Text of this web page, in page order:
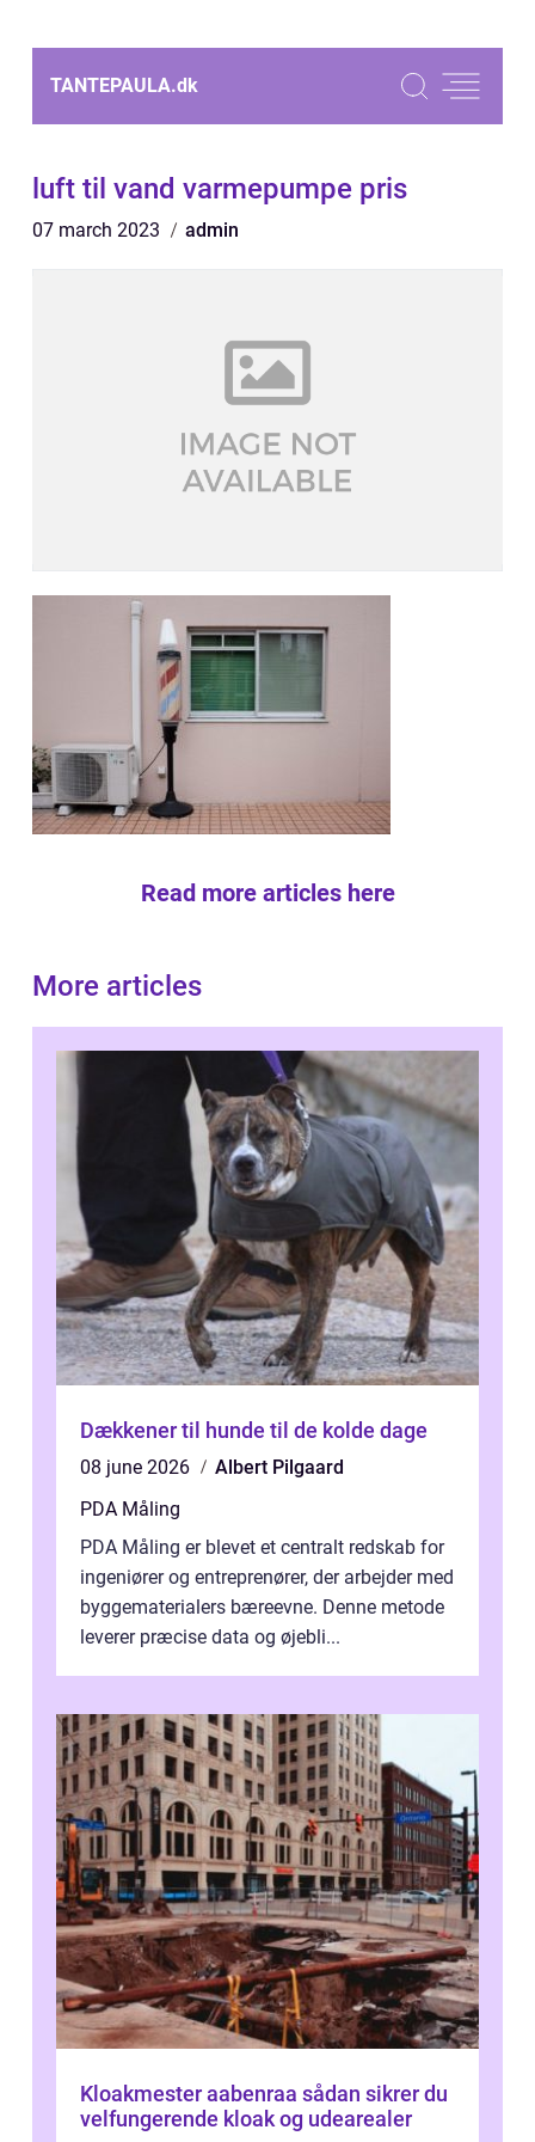
TANTEPAULA.dk
luft til vand varmepumpe pris
07 march 2023 admin
Read more articles here
More articles
Dækkener til hunde til de kolde dage
08 june 2026
Albert Pilgaard
PDA Måling
PDA Måling er blevet et centralt redskab for
ingeniører og entreprenører, der arbejder med
byggematerialers bæreevne. Denne metode
leverer præcise data og øjebli...
Kloakmester aabenraa sådan sikrer du
velfungerende kloak og udearealer